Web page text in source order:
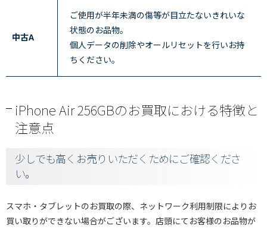
中古A
ご使用が半年未満の傷等が目立たないきれいな
状態のお品物。
個人データの削除やオールリセットを行いお持
ちください。
iPhone Air 256GBのお買取における特徴と
注意点
少しでも高くお売りいただくためにご確認くださ
い。
スマホ・タブレットのお買取の際、ネットワーク利用制限によりお
買い取りができない場合がございます。店頭にてお客様のお品物が